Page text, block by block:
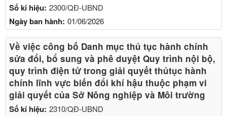
Số kí hiệu: 2300/QĐ-UBND
Ngày ban hành: 01/06/2026
Số kí hiệu: 2310/QĐ-UBND
Về việc công bố Danh mục thủ tục hành chính
sửa đổi, bổ sung và phê duyệt Quy trình nội bộ,
quy trình điện tử trong giải quyết thủtục hành
chính lĩnh vực biến đổi khí hậu thuộc phạm vi
giải quyết của Sở Nông nghiệp và Môi trường